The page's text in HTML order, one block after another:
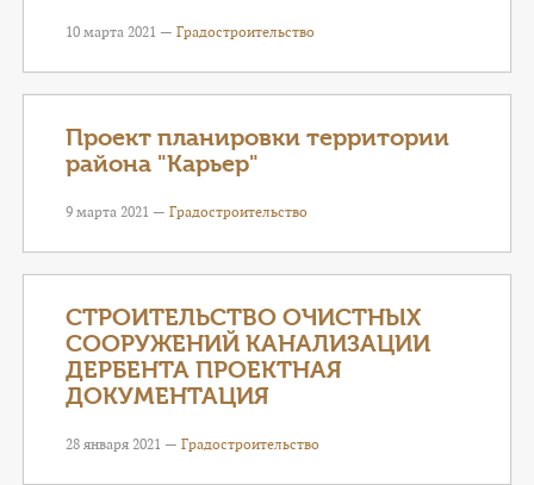
10 марта 2021 — Градостроительство
Проект планировки территории
района "Карьер"
9 марта 2021 — Градостроительство
СТРОИТЕЛЬСТВО ОЧИСТНЫХ
СООРУЖЕНИЙ КАНАЛИЗАЦИИ
ДЕРБЕНТА ПРОЕКТНАЯ
ДОКУМЕНТАЦИЯ
28 января 2021 — Градостроительство